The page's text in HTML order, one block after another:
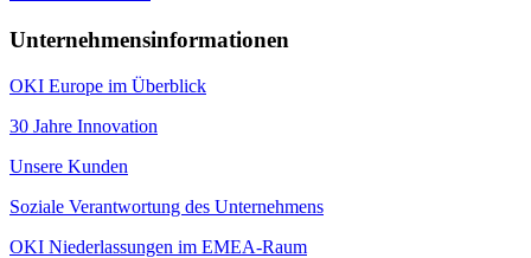
Unternehmensinformationen
OKI Europe im Überblick
30 Jahre Innovation
Unsere Kunden
Soziale Verantwortung des Unternehmens
OKI Niederlassungen im EMEA-Raum